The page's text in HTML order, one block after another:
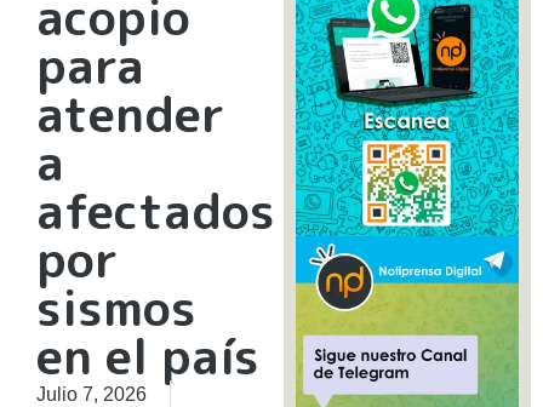
acopio
para
atender
a
afectados
por
sismos
en el país
Julio 7, 2026